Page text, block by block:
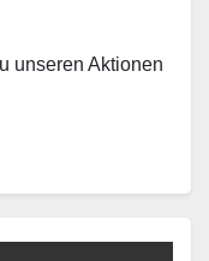
unseren Aktionen